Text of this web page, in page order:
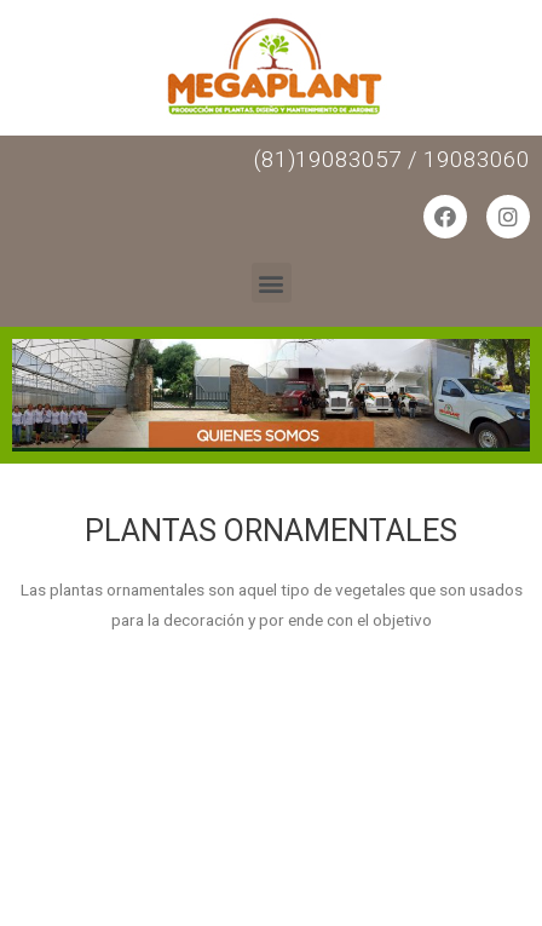
(81)19083057 / 19083060
PLANTAS ORNAMENTALES
Las plantas ornamentales son aquel tipo de vegetales que son usados
para la decoración y por ende con el objetivo